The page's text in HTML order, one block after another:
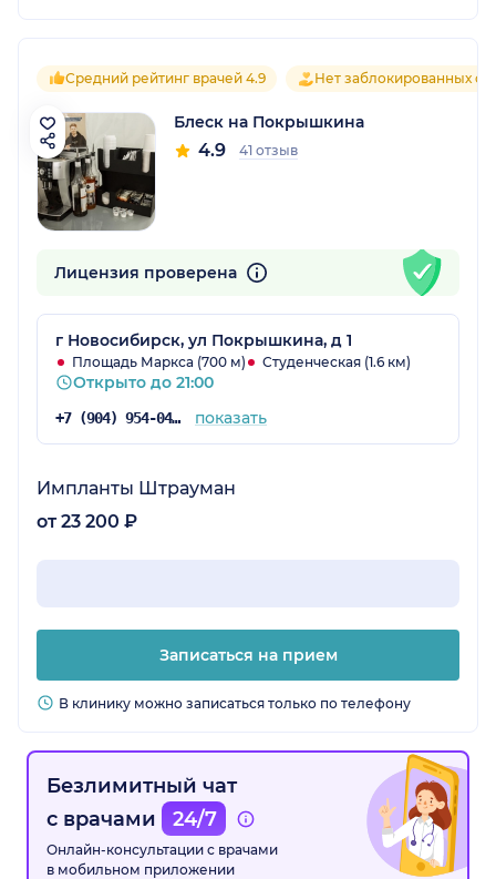
Средний рейтинг врачей 4.9 Нет заблокированных
Блеск на Покрышкина
4.9 41 отзыв
Лицензия проверена
г Новосибирск, ул Покрышкина, д 1
Площадь Маркса (700 м) Студенческая (1.6 км)
Открыто до 21:00
+7 (904) 954-04-93 показать
Импланты Штрауман
от 23 200 ₽
Записаться на прием
В клинику можно записаться только по телефону
Безлимитный чат
с врачами
24/7
Онлайн-консультации с врачами
в мобильном приложении